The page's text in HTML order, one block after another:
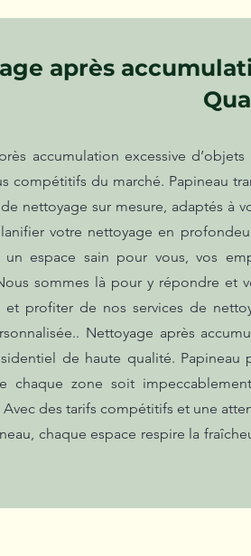
après
accumulation excessive
compétitifs du marché. Papineau
nettoyage sur mesure, adaptés à
votre nettoyage en
un espace sain pour vous, vos
sommes là pour y répondre et
et profiter de nos services de
Nettoyage après
de haute qualité.
chaque zone soit
des tarifs compétitifs et une
chaque espace respire la